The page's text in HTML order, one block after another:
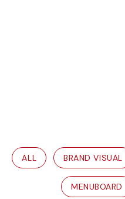
ALL BRAND VISUAL
MENUBOARD